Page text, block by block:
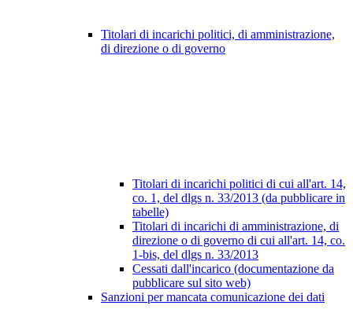
Titolari di incarichi politici, di amministrazione,
di direzione o di governo
Titolari di incarichi politici di cui all'art. 14,
co. 1, del dlgs n. 33/2013 (da pubblicare in
tabelle)
Titolari di incarichi di amministrazione, di
direzione o di governo di cui all'art. 14, co.
1-bis, del dlgs n. 33/2013
Cessati dall'incarico (documentazione da
pubblicare sul sito web)
Sanzioni per mancata comunicazione dei dati